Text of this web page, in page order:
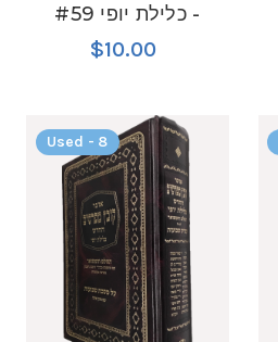
- כלילת יופי #59
$10.00
Used - 8